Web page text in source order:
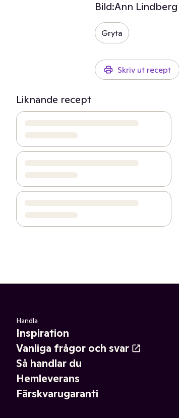
Bild:Ann Lindberg
Gryta
Skriv ut recept
Liknande recept
Handla
Inspiration
Vanliga frågor och svar
Så handlar du
Hemleverans
Färskvarugaranti